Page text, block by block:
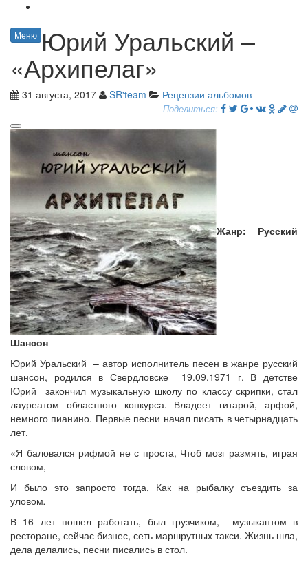
Меню Юрий Уральский –
«Архипелаг»
31 августа, 2017 SR'team Рецензии альбомов
Поделиться:
Жанр: Русский
Шансон
Юрий Уральский – автор исполнитель песен в жанре русский
шансон, родился в Свердловске 19.09.1971 г. В детстве
Юрий закончил музыкальную школу по классу скрипки, стал
лауреатом областного конкурса. Владеет гитарой, арфой,
немного пианино. Первые песни начал писать в четырнадцать
лет.
«Я баловался рифмой не с проста, Чтоб мозг размять, играя
словом,
И было это запросто тогда, Как на рыбалку съездить за
уловом.
В 16 лет пошел работать, был грузчиком, музыкантом в
ресторане, сейчас бизнес, сеть маршрутных такси. Жизнь шла,
дела делались, песни писались в стол.